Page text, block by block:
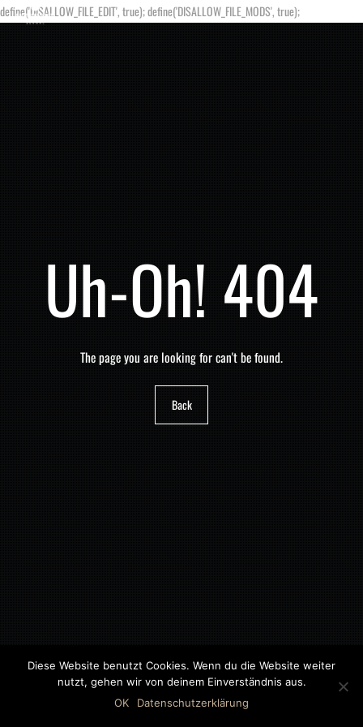
define('DISALLOW_FILE_EDIT', true); define('DISALLOW_FILE_MODS', true);
Uh-Oh! 404
The page you are looking for can't be found.
Back
©2018 MWB – MOTORWAGEN BERNAU GMBH
Diese Website benutzt Cookies. Wenn du die Website weiter
nutzt, gehen wir von deinem Einverständnis aus.
OK
Datenschutzerklärung